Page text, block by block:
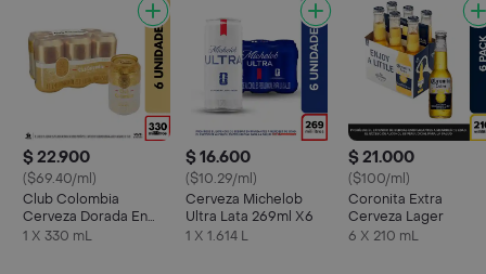
$ 22.900
($69.40/ml)
Club Colombia
Cerveza Dorada En
Lata 330 ML X6 Unds
1 X 330 mL
$ 16.600
($10.29/ml)
Cerveza Michelob
Ultra Lata 269ml X6
1 X 1.614 L
$ 21.000
($100/ml)
Coronita Extra
Cerveza Lager
6 X 210 mL